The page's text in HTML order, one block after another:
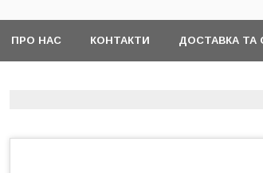
ПРО НАС КОНТАКТИ ДОСТАВКА ТА